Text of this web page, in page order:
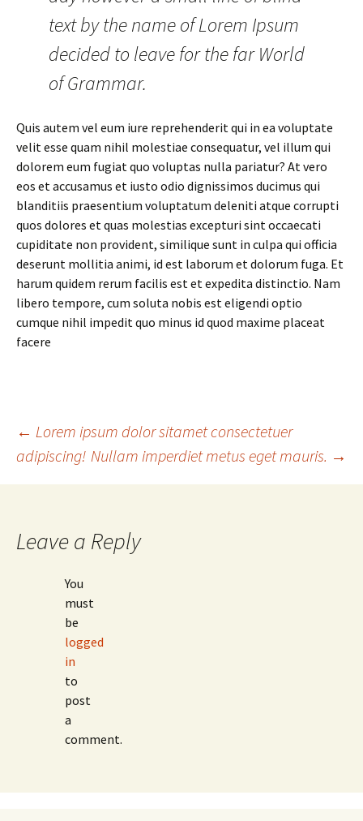
text by the name of Lorem Ipsum
decided to leave for the far World
of Grammar.
Quis autem vel eum iure reprehenderit qui in ea voluptate
velit esse quam nihil molestiae consequatur, vel illum qui
dolorem eum fugiat quo voluptas nulla pariatur? At vero
eos et accusamus et iusto odio dignissimos ducimus qui
blanditiis praesentium voluptatum deleniti atque corrupti
quos dolores et quas molestias excepturi sint occaecati
cupiditate non provident, similique sunt in culpa qui officia
deserunt mollitia animi, id est laborum et dolorum fuga. Et
harum quidem rerum facilis est et expedita distinctio. Nam
libero tempore, cum soluta nobis est eligendi optio
cumque nihil impedit quo minus id quod maxime placeat
facere
Post
navigation
← Lorem ipsum dolor sitamet consectetuer
adipiscing! Nullam imperdiet metus eget mauris. →
Leave a Reply
You
must
be
logged
in
to
post
a
comment.